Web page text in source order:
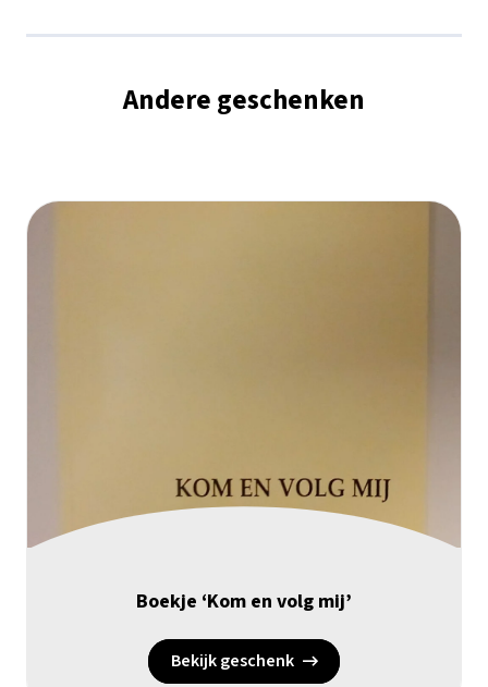
Andere geschenken
Boekje ‘Kom en volg mij’
Bekijk geschenk